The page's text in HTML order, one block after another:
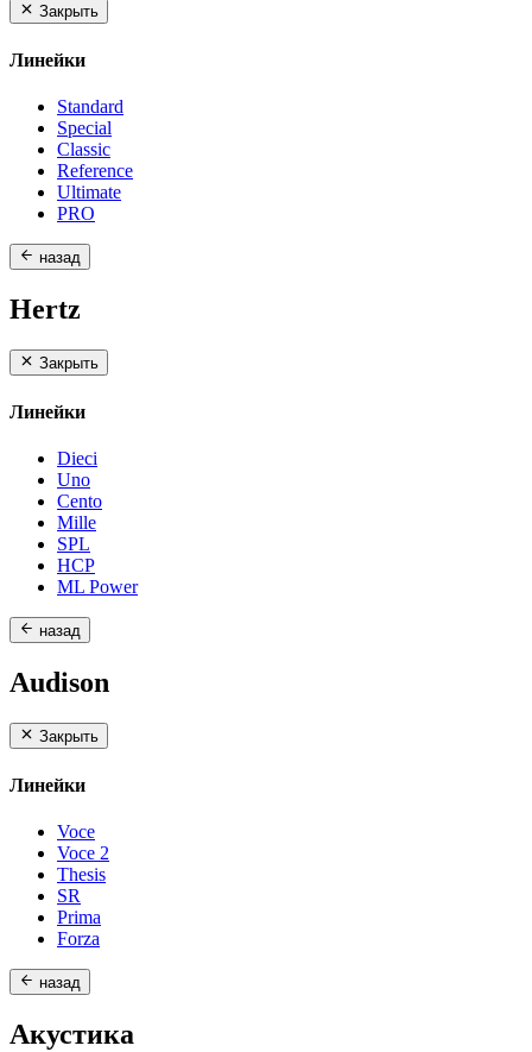
Закрыть
Линейки
Standard
Special
Classic
Reference
Ultimate
PRO
назад
Hertz
Закрыть
Линейки
Dieci
Uno
Cento
Mille
SPL
HCP
ML Power
назад
Audison
Закрыть
Линейки
Voce
Voce 2
Thesis
SR
Prima
Forza
назад
Акустика